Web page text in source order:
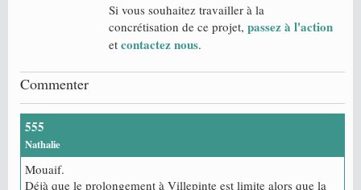
Si vous souhaitez travailler à la
concrétisation de ce projet, passez à l'action
et contactez nous.
Commenter
555
Nathalie
Mouaif.
Déjà que le prolongement à Villepinte est limite alors que la